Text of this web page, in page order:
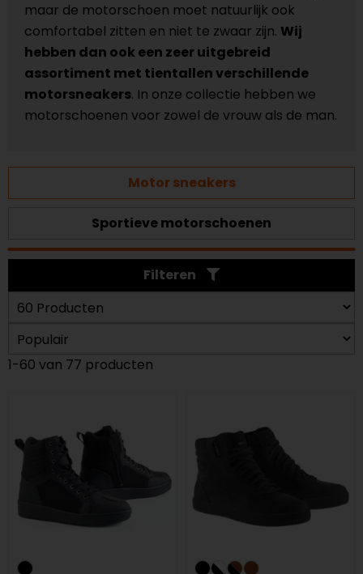
maar de motorschoen moet natuurlijk ook
comfortabel zitten en niet te zwaar zijn. Wij
hebben dan ook een zeer uitgebreid
assortiment met tientallen verschillende
motorsneakers. In onze collectie hebben we
motorschoenen voor zowel de vrouw als de man.
Motor sneakers
Sportieve motorschoenen
Filteren
1-60 van 77 producten